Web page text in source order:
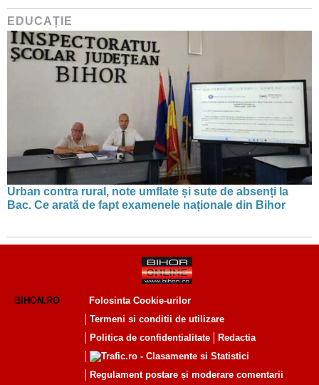
EDUCAȚIE
Urban contra rural, note umflate și sute de absenți la
Bac. Ce arată de fapt examenele naționale din Bihor
BIHON.RO
Folosinta Cookie-urilor
Termeni si conditii de utilizare
Politica de confidentialitate
Redactia
Regulament postare și moderare comentarii